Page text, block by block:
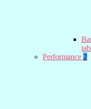
Performance 2